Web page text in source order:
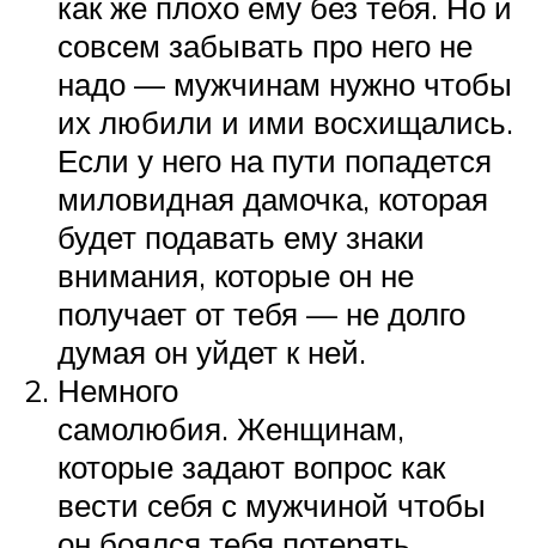
совсем забывать про него не
надо — мужчинам нужно чтобы
их любили и ими восхищались.
Если у него на пути попадется
миловидная дамочка, которая
будет подавать ему знаки
внимания, которые он не
получает от тебя — не долго
думая он уйдет к ней.
Немного
самолюбия. Женщинам,
которые задают вопрос как
вести себя с мужчиной чтобы